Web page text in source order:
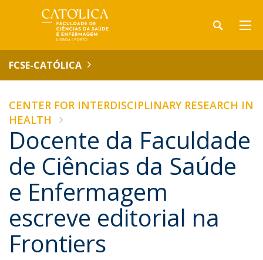
FCSE-CATÓLICA
CENTER FOR INTERDISCIPLINARY RESEARCH IN
HEALTH
Docente da Faculdade
de Ciências da Saúde
e Enfermagem
escreve editorial na
Frontiers